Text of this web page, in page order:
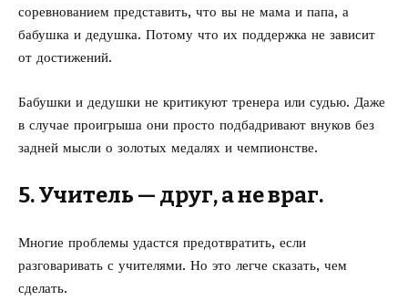
соревнованием представить, что вы не мама и папа, а
бабушка и дедушка. Потому что их поддержка не зависит
от достижений.
Бабушки и дедушки не критикуют тренера или судью. Даже
в случае проигрыша они просто подбадривают внуков без
задней мысли о золотых медалях и чемпионстве.
5. Учитель — друг, а не враг.
Многие проблемы удастся предотвратить, если
разговаривать с учителями. Но это легче сказать, чем
сделать.